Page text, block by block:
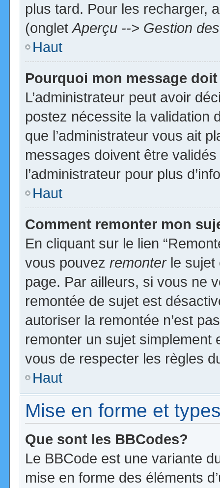
plus tard. Pour les recharger,
(ongletAperçu --> Gestion
Haut
Pourquoi mon message
L’administrateur peut avoir
postez nécessite la validation
que l’administrateur vous ait
messages doivent être
l’administrateur pour plus
Haut
Comment remonter mon
En cliquant sur le lien
vous pouvez remonterle sujet
page. Par ailleurs, si vous ne
remontée de sujet est
autoriser la remontée n’est
remonter un sujet
vous de respecter les règles
Haut
Mise en forme et
Que sont les BBCodes?
Le BBCode est une variante
mise en forme des éléments